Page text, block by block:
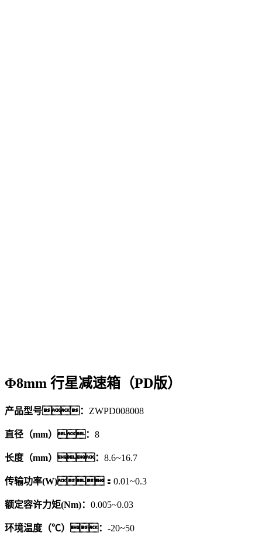
Φ8mm 行星减速箱（PD版）
产品型号： ZWPD008008
直径（mm）： 8
长度（mm）： 8.6~16.7
传输功率(W)： 0.01~0.3
额定容许力矩(Nm)： 0.005~0.03
环境温度（℃）： -20~50